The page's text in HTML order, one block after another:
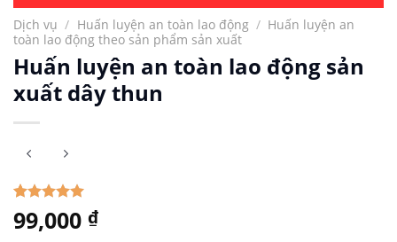
Dịch vụ / Huấn luyện an toàn lao động / Huấn luyện an
toàn lao động theo sản phẩm sản xuất
Huấn luyện an toàn lao động sản
xuất dây thun
5.00 trên 5
dựa trên
1
99,000 ₫